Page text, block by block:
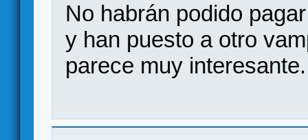
No habrán podido
y han puesto a otro
parece muy